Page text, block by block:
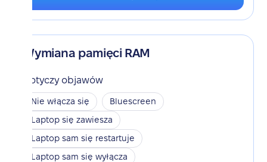
Wymiana pamięci RAM
Dotyczy objawów
Nie włącza się
Bluescreen
Laptop się zawiesza
Laptop sam się restartuje
Laptop sam się wyłącza